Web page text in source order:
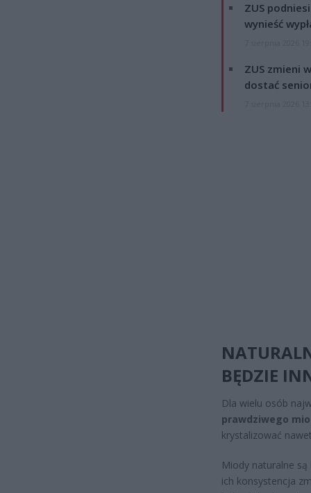
ZUS
wynieść
ZUS zmieni
dostać
BĘDZIE
Dla wielu osób
prawdziwego
krystalizować
Miody naturalne
ich konsystencja